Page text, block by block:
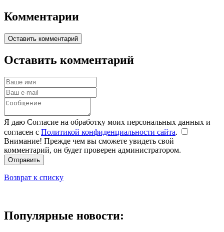
Комментарии
Оставить комментарий
Оставить комментарий
Я даю Согласие на обработку моих персональных данных и
согласен с Политикой конфиденциальности сайта.
Внимание! Прежде чем вы сможете увидеть свой
комментарий, он будет проверен администратором.
Отправить
Возврат к списку
Популярные новости: